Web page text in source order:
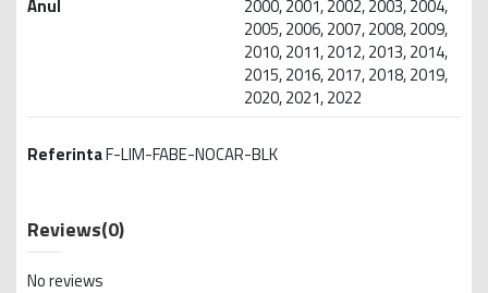
Anul
2000, 2001, 2002, 2003, 2004,
2005, 2006, 2007, 2008, 2009,
2010, 2011, 2012, 2013, 2014,
2015, 2016, 2017, 2018, 2019,
2020, 2021, 2022
ReferintaF-LIM-FABE-NOCAR-BLK
Reviews(0)
No reviews